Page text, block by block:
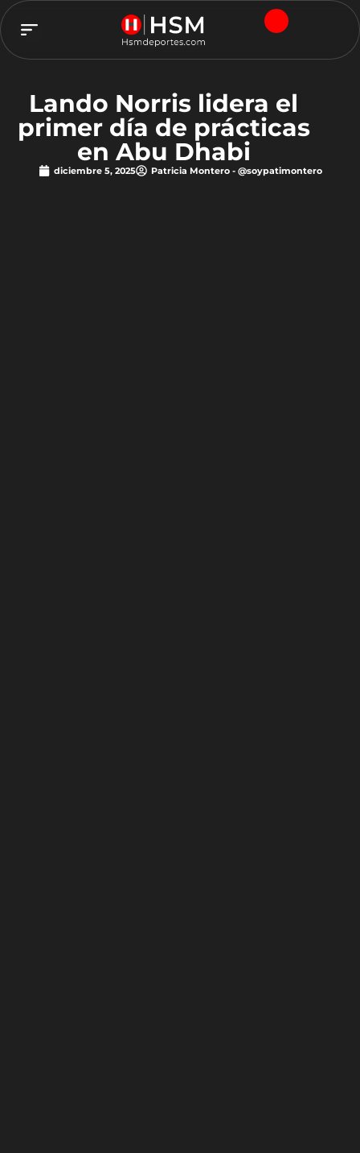
Lando Norris lidera el
primer día de prácticas
en Abu Dhabi
diciembre 5, 2025 Patricia Montero - @soypatimontero